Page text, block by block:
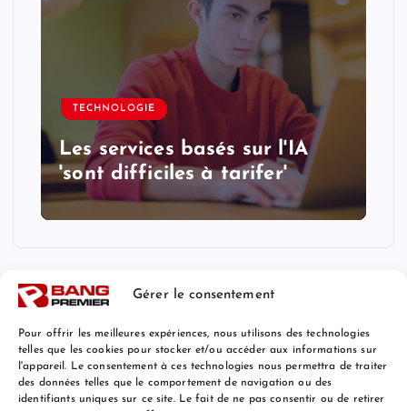
Gérer le consentement
Pour offrir les meilleures expériences, nous utilisons des technologies
telles que les cookies pour stocker et/ou accéder aux informations sur
l'appareil. Le consentement à ces technologies nous permettra de traiter
des données telles que le comportement de navigation ou des
identifiants uniques sur ce site. Le fait de ne pas consentir ou de retirer
TECHNOLOGIE
Les services basés sur l'IA
'sont difficiles à tarifer'
Mentions Légales